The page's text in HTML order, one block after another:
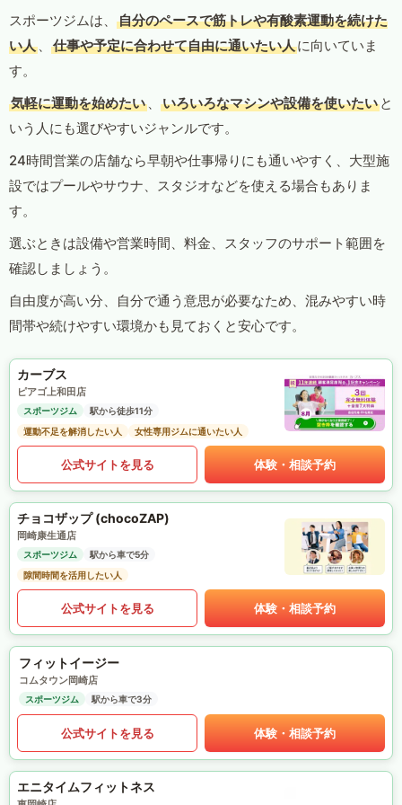
スポーツジムは、
自分のペースで筋トレや有酸素運動を続けた
い人 、 仕事や予定に合わせて自由に通いたい人に向いていま
す。
気軽に運動を始めたい 、 いろいろなマシンや設備を使いたい と
いう人にも選びやすいジャンルです。
24時間営業の店舗なら早朝や仕事帰りにも通いやすく、大型施
設ではプールやサウナ、スタジオなどを使える場合もありま
す。
選ぶときは設備や営業時間、料金、スタッフのサポート範囲を
確認しましょう。
自由度が高い分、自分で通う意思が必要なため、混みやすい時
間帯や続けやすい環境かも見ておくと安心です。
カーブス
ピアゴ上和田店
スポーツジム
駅から徒歩11分
運動不足を解消したい人
女性専用ジムに通いたい人
公式サイトを見る 体験・相談予約
チョコザップ (chocoZAP)
岡崎康生通店
スポーツジム
駅から車で5分
隙間時間を活用したい人
公式サイトを見る 体験・相談予約
フィットイージー
コムタウン岡崎店
スポーツジム 駅から車で3分
公式サイトを見る 体験・相談予約
エニタイムフィットネス